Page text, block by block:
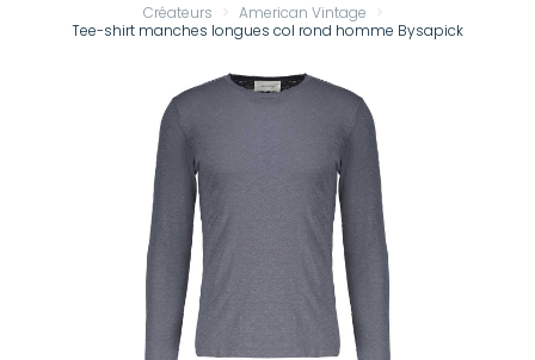
Créateurs
American Vintage
Tee-shirt manches longues col rond homme Bysapick